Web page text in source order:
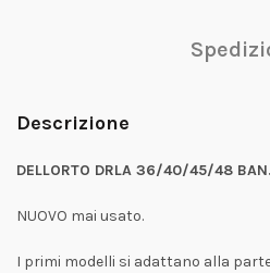
Descrizione
DELLORTO DRLA 36/40/45/48
NUOVO mai usato.
I primi modelli si adattano alla